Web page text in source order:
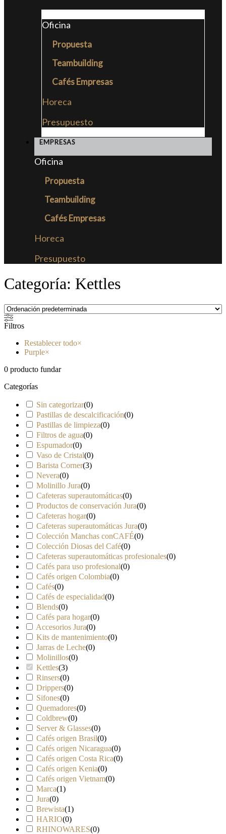
Oficina
Propuesta
Teambuilding
Cafés Empresas
Horeca
Presupuesto
EMPRESAS
Oficina
Propuesta
Teambuilding
Cafés Empresas
Horeca
Presupuesto
Categoría: Kettles
Filtros
Restablecer todo×
Purple×
0 producto fundar
Categorías
Sin categorizar(0)
Pastillas de descalcificación(0)
Pastillas de limpieza(0)
Filtros de agua(0)
Espumador(0)
Vaso de Cristal(0)
Barista Corner(3)
Nevera(0)
Molinillo Jura(0)
Cafeteras superautomáticas(0)
Productos de conservación Jura(0)
Cafeteras hogar(0)
Cafeteras superautomáticas Jura(0)
Colección Manchas conCAFÉ(0)
Colección Diosas del Café(0)
Cafeteras superautomáticas profesionales(0)
Cafés para uso profesional(0)
Cafés origen Colombia(0)
Cafés(0)
Cafés de especialidad(0)
Blends(0)
Cafés para hogar(0)
Accesorios Jura(0)
Kits de mantenimiento(0)
Jarras de Leche(0)
Molinillos(0)
Kettles(3)
Rinsers(0)
Drippers(0)
Sifones(0)
Quemadores(0)
Coldbrew(0)
Server & Glasses(0)
Cafés origen Brasil(0)
Cafés origen Nicaragua(0)
Cafés origen Costa Rica(0)
Cafés origen Kenia(0)
Cafés origen Vietnam(0)
Marca(1)
Jura(0)
Brewista(1)
HARIO(0)
RHINOWARES(0)